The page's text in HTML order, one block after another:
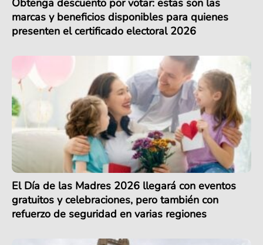
marcas y beneficios disponibles para quienes
presenten el certificado electoral 2026
El Día de las Madres 2026 llegará con eventos
gratuitos y celebraciones, pero también con
refuerzo de seguridad en varias regiones